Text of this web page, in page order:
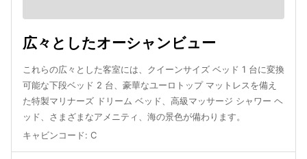
広々としたオーシャンビュー
これらの広々とした客室には、クイーンサイズ ベッド 1 台に変換
可能な下段ベッド 2 台、豪華なユーロトップ マットレスを備え
た特製マリナーズ ドリーム ベッド、高級マッサージ シャワー ヘ
ッド、さまざまなアメニティ、海の景色が備わります。
キャビンコード: C